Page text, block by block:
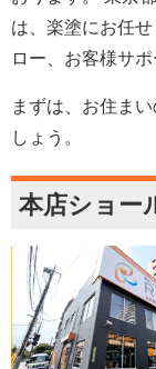
は、楽塗にお任
ロー、お客様サ
まずは、お住ま
しょう。
本店ショー